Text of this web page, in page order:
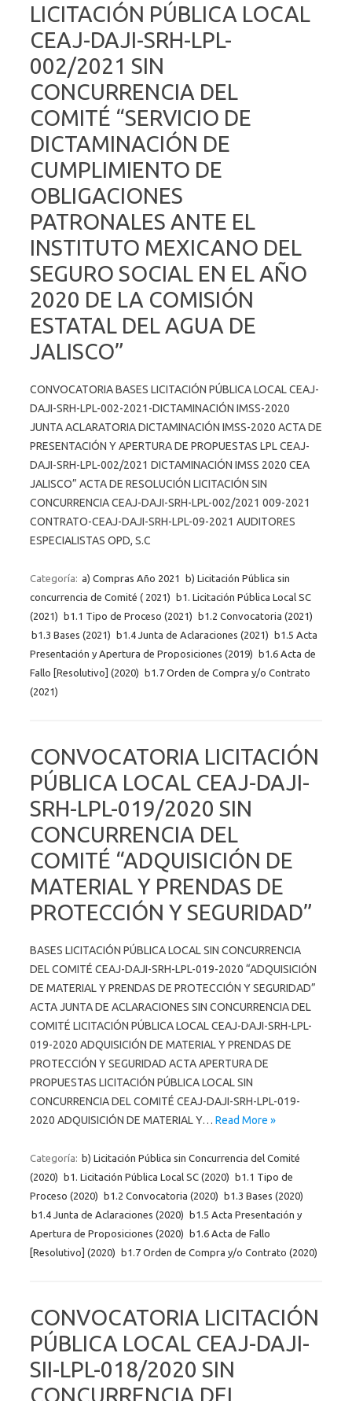
LICITACIÓN PÚBLICA LOCAL
CEAJ-DAJI-SRH-LPL-
002/2021 SIN
CONCURRENCIA DEL
COMITÉ “SERVICIO DE
DICTAMINACIÓN DE
CUMPLIMIENTO DE
OBLIGACIONES
PATRONALES ANTE EL
INSTITUTO MEXICANO DEL
SEGURO SOCIAL EN EL AÑO
2020 DE LA COMISIÓN
ESTATAL DEL AGUA DE
JALISCO”
CONVOCATORIA BASES LICITACIÓN PÚBLICA LOCAL CEAJ-
DAJI-SRH-LPL-002-2021-DICTAMINACIÓN IMSS-2020
JUNTA ACLARATORIA DICTAMINACIÓN IMSS-2020 ACTA DE
PRESENTACIÓN Y APERTURA DE PROPUESTAS LPL CEAJ-
DAJI-SRH-LPL-002/2021 DICTAMINACIÓN IMSS 2020 CEA
JALISCO” ACTA DE RESOLUCIÓN LICITACIÓN SIN
CONCURRENCIA CEAJ-DAJI-SRH-LPL-002/2021 009-2021
CONTRATO-CEAJ-DAJI-SRH-LPL-09-2021 AUDITORES
ESPECIALISTAS OPD, S.C
Categoría: a) Compras Año 2021
b) Licitación Pública sin
concurrencia de Comité ( 2021) b1. Licitación Pública Local SC
(2021) b1.1 Tipo de Proceso (2021) b1.2 Convocatoria (2021)
b1.3 Bases (2021) b1.4 Junta de Aclaraciones (2021) b1.5 Acta
Presentación y Apertura de Proposiciones (2019) b1.6 Acta de
Fallo [Resolutivo] (2020) b1.7 Orden de Compra y/o Contrato
(2021)
CONVOCATORIA LICITACIÓN
PÚBLICA LOCAL CEAJ-DAJI-
SRH-LPL-019/2020 SIN
CONCURRENCIA DEL
COMITÉ “ADQUISICIÓN DE
MATERIAL Y PRENDAS DE
PROTECCIÓN Y SEGURIDAD”
BASES LICITACIÓN PÚBLICA LOCAL SIN CONCURRENCIA
DEL COMITÉ CEAJ-DAJI-SRH-LPL-019-2020 “ADQUISICIÓN
DE MATERIAL Y PRENDAS DE PROTECCIÓN Y SEGURIDAD”
ACTA JUNTA DE ACLARACIONES SIN CONCURRENCIA DEL
COMITÉ LICITACIÓN PÚBLICA LOCAL CEAJ-DAJI-SRH-LPL-
019-2020 ADQUISICIÓN DE MATERIAL Y PRENDAS DE
PROTECCIÓN Y SEGURIDAD ACTA APERTURA DE
PROPUESTAS LICITACIÓN PÚBLICA LOCAL SIN
CONCURRENCIA DEL COMITÉ CEAJ-DAJI-SRH-LPL-019-
2020 ADQUISICIÓN DE MATERIAL Y… Read More »
Categoría: b) Licitación Pública sin Concurrencia del Comité
(2020) b1. Licitación Pública Local SC (2020) b1.1 Tipo de
Proceso (2020) b1.2 Convocatoria (2020) b1.3 Bases (2020)
b1.4 Junta de Aclaraciones (2020) b1.5 Acta Presentación y
Apertura de Proposiciones (2020) b1.6 Acta de Fallo
[Resolutivo] (2020) b1.7 Orden de Compra y/o Contrato (2020)
CONVOCATORIA LICITACIÓN
PÚBLICA LOCAL CEAJ-DAJI-
SII-LPL-018/2020 SIN
CONCURRENCIA DEL